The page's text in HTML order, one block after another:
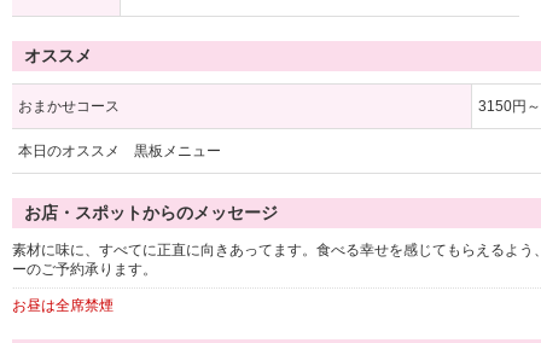
オススメ
おまかせコース 3150円～
本日のオススメ 黒板メニュー
お店・スポットからのメッセージ
素材に味に、すべてに正直に向きあってます。食べる幸せを感じてもらえるよ
ーのご予約承ります。
お昼は全席禁煙